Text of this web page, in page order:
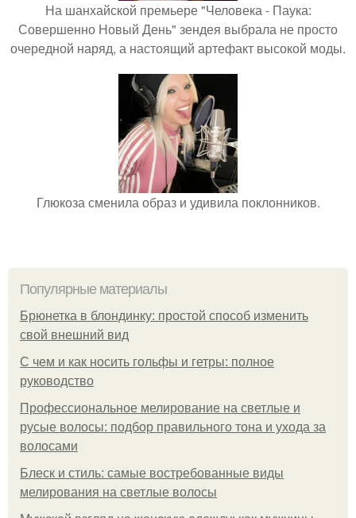
На шанхайской премьере "Человека - Паука:
Совершенно Новый День" зендея выбрала не просто
очередной наряд, а настоящий артефакт высокой моды.
Глюкоза сменила образ и удивила поклонников.
Популярные материалы
Брюнетка в блондинку: простой способ изменить
свой внешний вид
С чем и как носить гольфы и гетры: полное
руководство
Профессиональное мелирование на светлые и
русые волосы: подбор правильного тона и ухода за
волосами
Блеск и стиль: самые востребованные виды
мелирования на светлые волосы